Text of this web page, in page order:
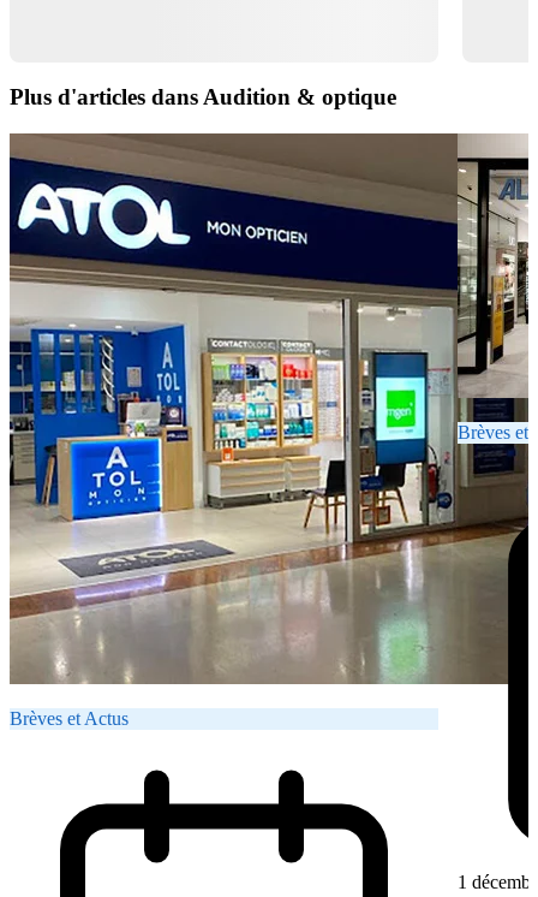
Plus d'articles dans Audition & optique
Brèves et Actus
Brèves et
1